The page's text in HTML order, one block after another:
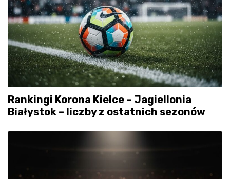
Rankingi Korona Kielce – Jagiellonia
Białystok – liczby z ostatnich sezonów